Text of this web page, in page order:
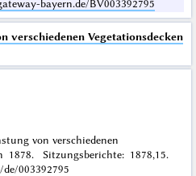
bayern.de/BV003392795
verschiedenen Vegetationsdecken
von verschiedenen
1878. Sitzungsberichte: 1878,15.
003392795